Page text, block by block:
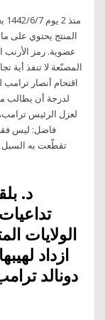
عضوية. رمز الأرنب
المصنّعة لا تنفذ أية
اقتحام أنصار ترامب
لعزل الرئيس
فاضل: ليس
تقطّعت به السبل
الولايات
ازداد
دونالد